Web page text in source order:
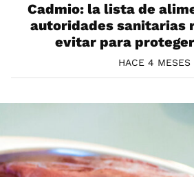
Cadmio: la lista de
autoridades sanitarias
evitar para
HACE 4 MESES